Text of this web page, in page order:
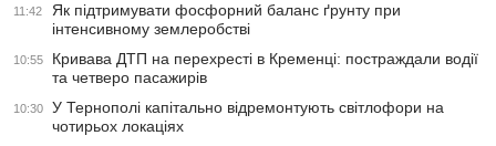
11:42
Як підтримувати фосфорний баланс ґрунту при
інтенсивному землеробстві
10:55
Кривава ДТП на перехресті в Кременці: постраждали водії
та четверо пасажирів
10:30
У Тернополі капітально відремонтують світлофори на
чотирьох локаціях